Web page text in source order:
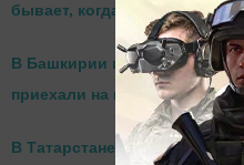
бывает, когда не уступаешь
В Башкирии избили врачей
приехали на вызов
В Татарстане фельдшер